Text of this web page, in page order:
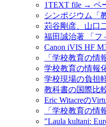
1TEXT file → ペ
シンポジウム「
苅谷剛彦、山口
福田誠治著 「フ
Canon iVIS HF
「学校教育の情
学校教育の情報
学校現場の負担
教科書の国際比
Eric Witacreの
「学校教育の
"Laula kultani: